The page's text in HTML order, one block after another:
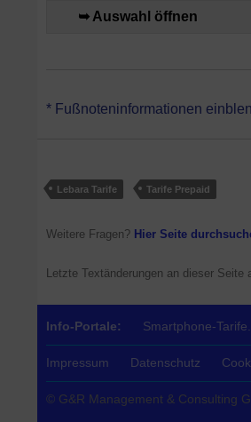
➥ Auswahl öffnen
*Lebara HELLO! M Prepaid hat
* Fußnoteninformationen
Lebara Tarife Tarife Prepaid
Weitere Fragen? Hier Seite
Letzte Textänderungen an dieser Seite
Info-Portale: Smartphone-
Impressum Datenschutz
© G&R Management & Consulting